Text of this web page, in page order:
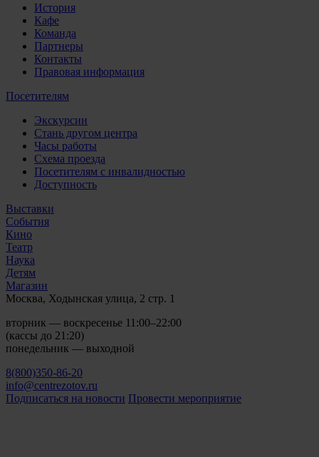
История
Кафе
Команда
Партнеры
Контакты
Правовая информация
Посетителям
Экскурсии
Стань другом центра
Часы работы
Схема проезда
Посетителям с инвалидностью
Доступность
Выставки
События
Кино
Театр
Наука
Детям
Магазин
Москва, Ходынская улица, 2 стр. 1
вторник — воскресенье 11:00–22:00
(кассы до 21:20)
понедельник — выходной
8(800)350-86-20
info@centrezotov.ru
Подписаться на новости Провести мероприятие